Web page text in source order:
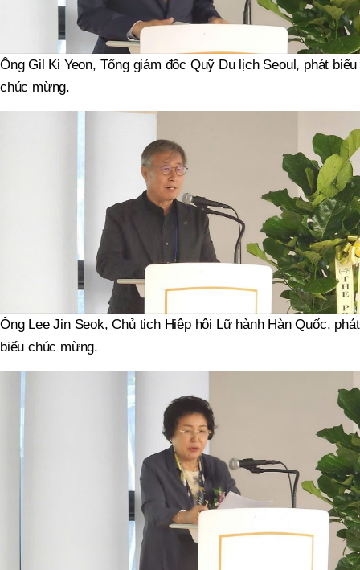
Ông Gil Ki Yeon, Tổng giám đốc Quỹ Du lịch Seoul, phát biểu
chúc mừng.
Ông Lee Jin Seok, Chủ tịch Hiệp hội Lữ hành Hàn Quốc, phát
biểu chúc mừng.